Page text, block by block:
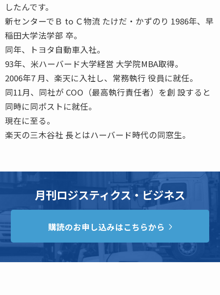
したんです。
新センターでＢ to Ｃ物流 たけだ・かずのり 1986年、早
稲田大学法学部 卒。
同年、トヨタ自動車入社。
93年、米ハーバード大学経営 大学院MBA取得。
2006年7 月、楽天に入社し、常務執行 役員に就任。
同11月、同社が COO（最高執行責任者）を創 設すると
同時に同ポストに就任。
現在に至る。
楽天の三木谷社 長とはハーバード時代の同窓生。
月刊ロジスティクス・ビジネス
購読のお申し込みはこちらから